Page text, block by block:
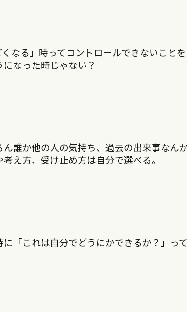
なる」時ってコントロールできないこと
なった時じゃない？
誰か他の人の気持ち、過去の出来事なん
え方、受け止め方は自分で選べる。
「これは自分でどうにかできるか？」っ